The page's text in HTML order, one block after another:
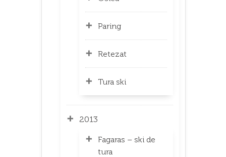
Paring
Retezat
Tura ski
2013
Fagaras – ski de
tura